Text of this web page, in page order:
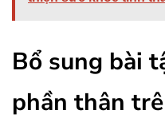
Bổ sung bài
phần thân